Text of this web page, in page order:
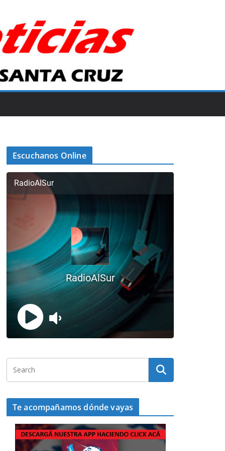
Escuchanos Online
Te acompañamos dónde vayas